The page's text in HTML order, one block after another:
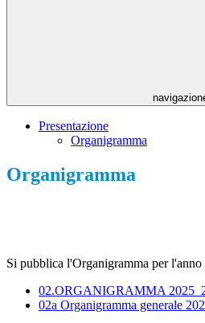
Presentazione
Organigramma
Organigramma
Si pubblica l'Organigramma per
02.ORGANIGRAMMA
02a Organigramma generale